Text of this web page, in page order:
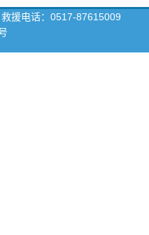
电话：0517-87615009